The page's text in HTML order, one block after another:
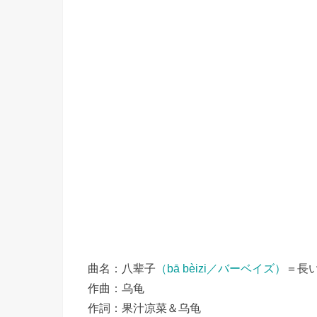
曲名：八辈子 （bā bèizi／バーベイズ）
＝長
作曲：乌龟
作詞：果汁凉菜＆乌龟